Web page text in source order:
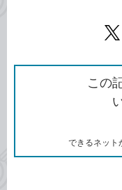
この
できるネット